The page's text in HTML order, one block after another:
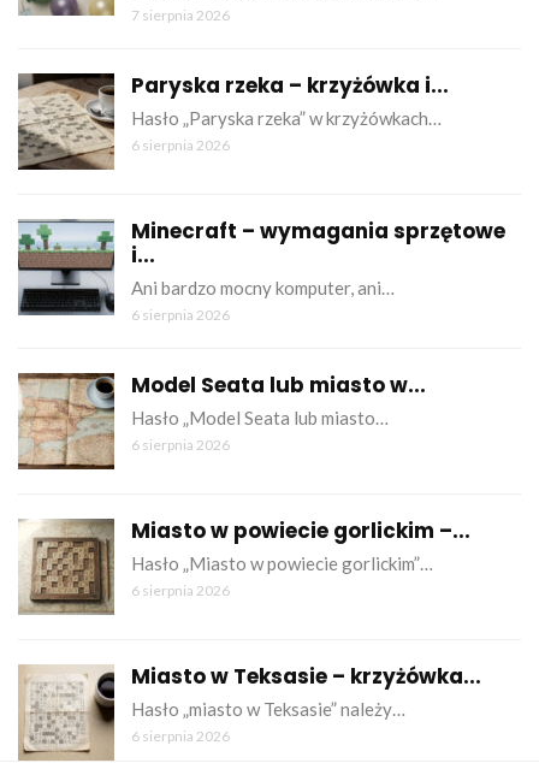
7 sierpnia 2026
Paryska rzeka – krzyżówka i...
Hasło „Paryska rzeka” w krzyżówkach…
6 sierpnia 2026
Minecraft – wymagania sprzętowe
i...
Ani bardzo mocny komputer, ani…
6 sierpnia 2026
Model Seata lub miasto w...
Hasło „Model Seata lub miasto…
6 sierpnia 2026
Miasto w powiecie gorlickim –...
Hasło „Miasto w powiecie gorlickim”…
6 sierpnia 2026
Miasto w Teksasie – krzyżówka...
Hasło „miasto w Teksasie” należy…
6 sierpnia 2026